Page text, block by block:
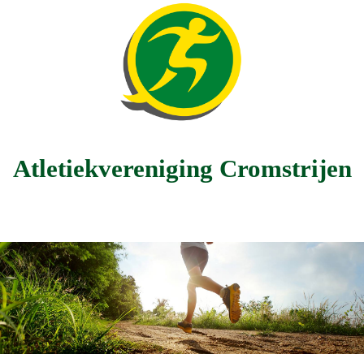
Atletiekvereniging Cromstrijen